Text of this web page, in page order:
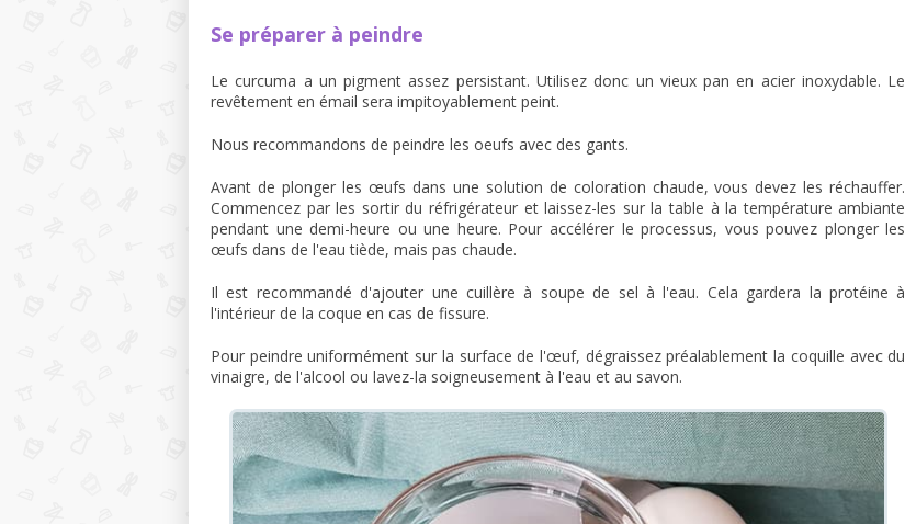
Se préparer à peindre
Le curcuma a un pigment assez persistant. Utilisez donc un vieux pan en acier inoxydable. Le
revêtement en émail sera impitoyablement peint.
Nous recommandons de peindre les oeufs avec des gants.
Avant de plonger les œufs dans une solution de coloration chaude, vous devez les réchauffer.
Commencez par les sortir du réfrigérateur et laissez-les sur la table à la température ambiante
pendant une demi-heure ou une heure. Pour accélérer le processus, vous pouvez plonger les
œufs dans de l'eau tiède, mais pas chaude.
Il est recommandé d'ajouter une cuillère à soupe de sel à l'eau. Cela gardera la protéine à
l'intérieur de la coque en cas de fissure.
Pour peindre uniformément sur la surface de l'œuf, dégraissez préalablement la coquille avec du
vinaigre, de l'alcool ou lavez-la soigneusement à l'eau et au savon.